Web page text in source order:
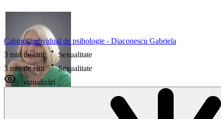
Cabinet individual de psihologie - Diaconescu Gabriela
3 min de citit
Sexualitate
3 min de citit
Sexualitate
vizualizări